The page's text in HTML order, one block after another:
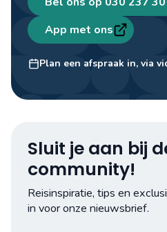
App met ons
Plan een afspraak in, via
Nina Bleumer
Lead digital & innovation
Sluit je aan bij
community!
Reisinspiratie, tips en
in voor onze nieuwsbrief.